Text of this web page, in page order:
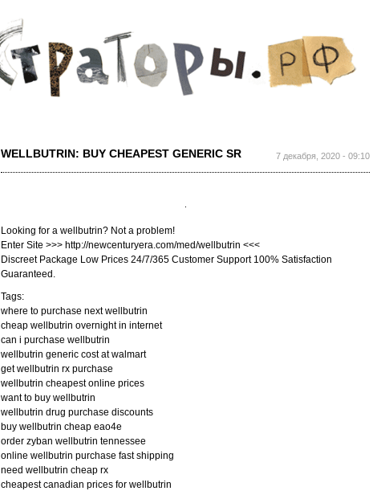
7 декабря, 2020 - 09:10
WELLBUTRIN: BUY CHEAPEST GENERIC SR
Looking for a wellbutrin? Not a problem!
Enter Site >>> http://newcenturyera.com/med/wellbutrin <<<
Discreet Package Low Prices 24/7/365 Customer Support 100% Satisfaction
Guaranteed.
Tags:
where to purchase next wellbutrin
cheap wellbutrin overnight in internet
can i purchase wellbutrin
wellbutrin generic cost at walmart
get wellbutrin rx purchase
wellbutrin cheapest online prices
want to buy wellbutrin
wellbutrin drug purchase discounts
buy wellbutrin cheap eao4e
order zyban wellbutrin tennessee
online wellbutrin purchase fast shipping
need wellbutrin cheap rx
cheapest canadian prices for wellbutrin